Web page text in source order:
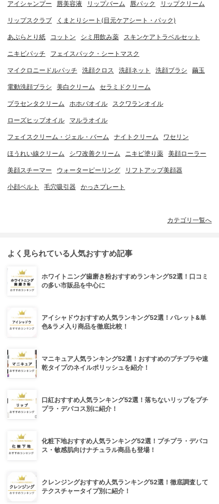
アイシャンプー 唇美容液 リップバーム 唇パック リップクリーム
リップスクラブ くまとりシート(目元ケアシート・パック)
あぶらとり紙 コットン シミ用飲み薬 スキンケアトラベルセット
ニキビパッチ フェイスパック・シートマスク
マイクロニードルパッチ 洗顔クロス 洗顔ネット 洗顔ブラシ 繭玉
電動洗顔ブラシ 美白クリーム セラミドクリーム
プラセンタクリーム ホホバオイル スクワランオイル
ローズヒップオイル マルラオイル
フェイスクリーム・ジェル・バーム ナイトクリーム ワセリン
ほうれい線クリーム シワ改善クリーム ニキビ塗り薬 美顔ローラー
美顔スチーマー ウォーターピーリング リフトアップ美顔器
小顔ベルト 毛穴吸引器 かっさプレート
カテゴリ一覧へ
よく見られている人気おすすめ記事
ホワイトニング歯磨き粉おすすめランキング52選！口コミ
の多い市販品を中心に
アイシャドウおすすめ人気ランキング52選！パレット&単
色&ラメ入り商品を徹底比較！
マニキュア人気ランキング52選！おすすめのプチプラや速
乾タイプのネイルポリッシュを紹介！
口紅おすすめ人気ランキング52選！落ちないリップをプチ
プラ・デパコス別に紹介！
化粧下地おすすめ人気ランキング52選！プチプラ・デパコ
ス・敏感肌向けナチュラル商品も登場！
クレンジングおすすめ人気ランキング52選！徹底調査して
テクスチャータイプ別に紹介！